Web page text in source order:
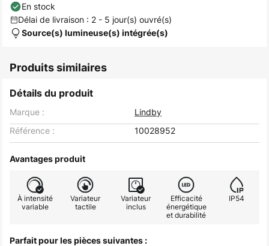
En stock
Délai de livraison : 2 - 5 jour(s) ouvré(s)
Source(s) lumineuse(s) intégrée(s)
Produits similaires
Détails du produit
Marque :
Lindby
Référence :
10028952
Avantages produit
À intensité
variable
Variateur
tactile
Variateur
inclus
Efficacité
énergétique
et durabilité
IP54
Parfait pour les pièces suivantes :